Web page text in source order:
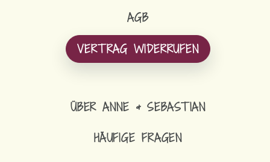
AGB
VERTRAG WIDERRUFEN
ÜBER ANNE & SEBASTIAN
HÄUFIGE FRAGEN